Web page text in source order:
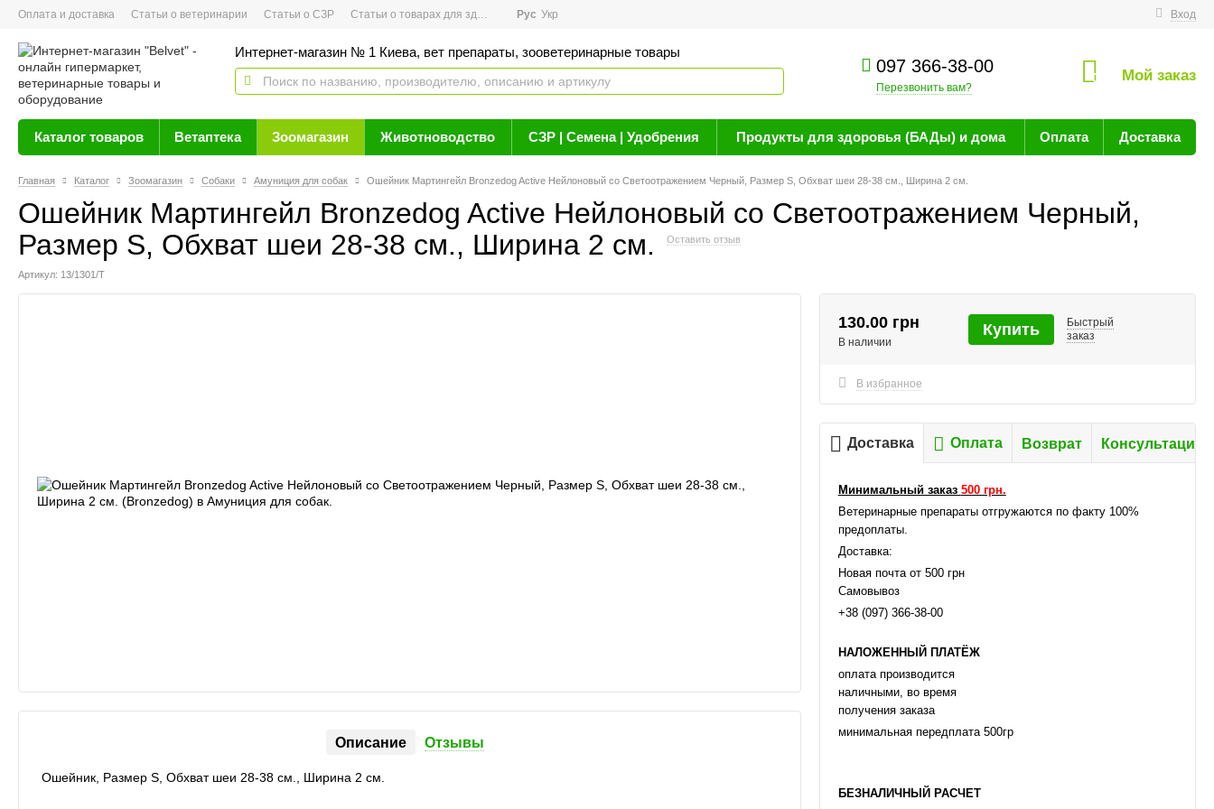
Оплата и доставка Статьи о ветеринарии Статьи о СЗР Статьи о товарах для здоровья Новости Вход
Рус Укр
Интернет-магазин № 1 Киева, вет препараты, зооветеринарные товары
097 366-38-00
Перезвонить вам?
0 Мой заказ
Каталог товаров Ветаптека Зоомагазин Животноводство СЗР | Семена | Удобрения Продукты для здоровья (БАДы) и дома Оплата Доставка
Главная Каталог Зоомагазин Собаки Амуниция для собак Ошейник Мартингейл Bronzedog Active Нейлоновый со Светоотражением Черный, Размер S, Обхват шеи 28-38 см., Ширина 2 см.
Ошейник Мартингейл Bronzedog Active Нейлоновый со Светоотражением Черный,
Размер S, Обхват шеи 28-38 см., Ширина 2 см.
Оставить отзыв
Артикул: 13/1301/Т
Описание Отзывы
Ошейник, Размер S, Обхват шеи 28-38 см., Ширина 2 см.
130.00 грн
В наличии
Купить
Быстрый
заказ
В избранное
Доставка Оплата Возврат Консультация
Минимальный заказ 500 грн.
Ветеринарные препараты отгружаются по факту 100%
предоплаты.
Доставка:
Новая почта от 500 грн
Самовывоз
+38 (097) 366-38-00
НАЛОЖЕННЫЙ ПЛАТЁЖ
оплата производится
наличными, во время
получения заказа
минимальная передплата 500гр
БЕЗНАЛИЧНЫЙ РАСЧЕТ